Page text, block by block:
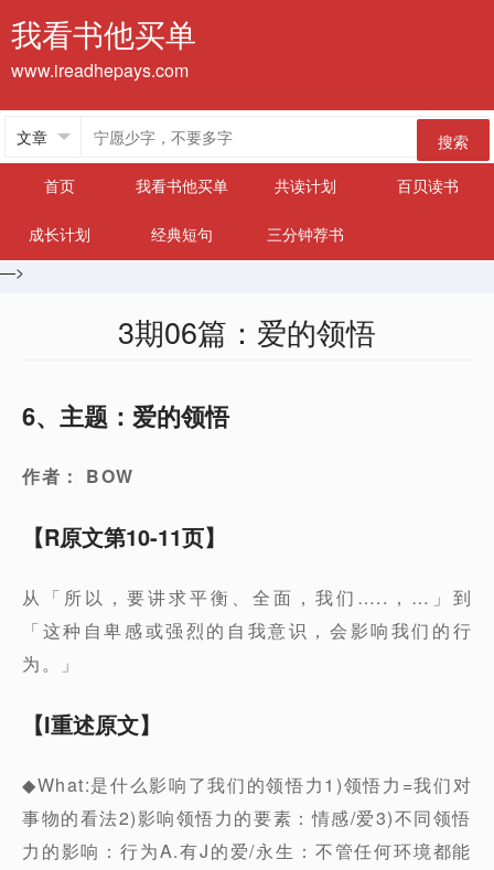
我看书他买单
www.ireadhepays.com
搜索
首页
我看书他买单 共读计划 百贝读书
成长计划 经典短句
三分钟荐书
—>
3期06篇：爱的领悟
6、主题：爱的领悟
作者： BOW
【R原文第10-11页】
从「所以，要讲求平衡、全面，我们…..，…」到
「这种自卑感或强烈的自我意识，会影响我们的行
为。」
【I重述原文】
◆What:是什么影响了我们的领悟力1)领悟力=我们对
事物的看法2)影响领悟力的要素：情感/爱3)不同领悟
力的影响：行为A.有J的爱/永生：不管任何环境都能